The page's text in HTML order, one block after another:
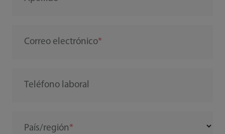
Correo electrónico
Teléfono laboral
País/región